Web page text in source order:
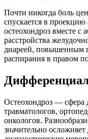
Почти никогда боль
спускается в
остеохондроз вместе
расстройства
диареей, повышенным
распирания в правом
Остеохондроз — сфера
травматологов,
онкологов.
значительно